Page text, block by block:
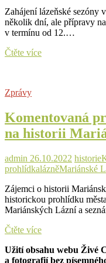
kongres
Zahájení lázeňské sezóny
několik dní, ale přípravy
v termínu od 12.…
Čtěte víceMariánskolázeňští
Zazpívat
přijede
Marta
i
Kamelot
Zprávy
Komentovaná
na historii
admin 26.10.2022 historie
prohlídkalázněMariánské
Zájemci o historii
historickou prohlídku
Mariánských Lázní a
Čtěte víceKomentovaná
bude
zaměřena
Užití obsahu webu Živé
a fotografií bez